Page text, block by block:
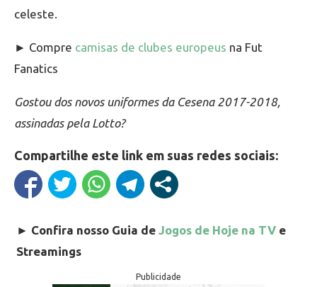
celeste.
► Compre camisas de clubes europeus na Fut
Fanatics
Gostou dos novos uniformes da Cesena 2017-2018,
assinadas pela Lotto?
Compartilhe este link em suas redes sociais:
► Confira nosso Guia de Jogos de Hoje na TV e
Streamings
Publicidade